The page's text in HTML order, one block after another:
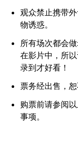
观众禁止携带
物诱惑。
所有场次都会
在影片中，所
录到才好看！
票务经出售，恕
购票前请参阅
事项。